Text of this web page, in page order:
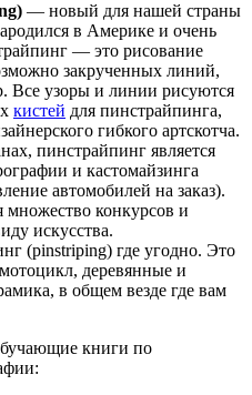
— новый для нашей страны
в Америке и очень
— это рисование
закрученных линий,
Все узоры и линии рисуются
кистей для пинстрайпинга,
гибкого артскотча.
пинстрайпинг является
и кастомайзинга
автомобилей на заказ).
конкурсов и
искусства.
(pinstriping) где угодно. Это
деревянные и
в общем везде где вам
книги по